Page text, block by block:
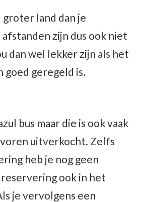
groter land dan je
zijn dus ook niet
dan wel lekker zijn als het
geregeld is.
bus maar die is ook vaak
uitverkocht. Zelfs
heb je nog geen
ook in het
je vervolgens een